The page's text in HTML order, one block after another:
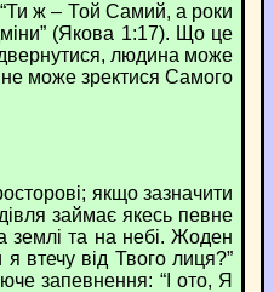
ж – Той Самий, а роки
(Якова 1:17). Що це
людина може
не може зректися Самого
якщо зазначити
займає якесь певне
землі та на небі. Жоден
втечу від Твого лиця?”
запевнення: “І ото, Я